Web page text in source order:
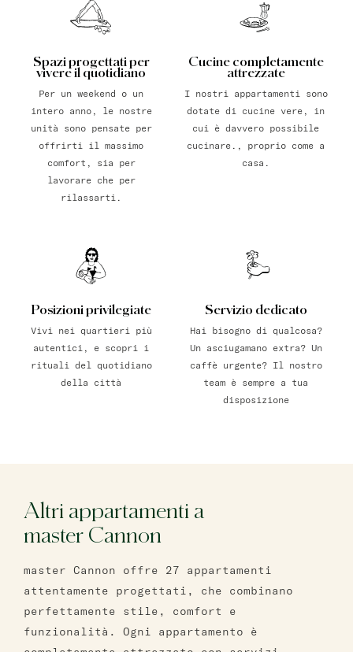
Spazi progettati per
vivere il quotidiano
Per un weekend o un
intero anno, le nostre
unità sono pensate per
offrirti il massimo
comfort, sia per
lavorare che per
rilassarti.
Cucine completamente
attrezzate
I nostri appartamenti sono
dotate di cucine vere, in
cui è davvero possibile
cucinare., proprio come a
casa.
Posizioni privilegiate
Vivi nei quartieri più
autentici, e scopri i
rituali del quotidiano
della città
Servizio dedicato
Hai bisogno di qualcosa?
Un asciugamano extra? Un
caffè urgente? Il nostro
team è sempre a tua
disposizione
Altri appartamenti a
master Cannon
master Cannon offre 27 appartamenti
attentamente progettati, che combinano
perfettamente stile, comfort e
funzionalità. Ogni appartamento è